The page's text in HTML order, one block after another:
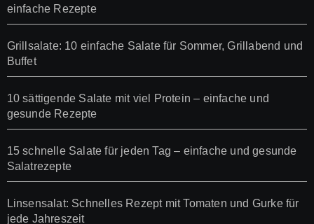
einfache Rezepte
Grillsalate: 10 einfache Salate für Sommer, Grillabend und
Buffet
10 sättigende Salate mit viel Protein – einfache und
gesunde Rezepte
15 schnelle Salate für jeden Tag – einfache und gesunde
Salatrezepte
Linsensalat: Schnelles Rezept mit Tomaten und Gurke für
jede Jahreszeit